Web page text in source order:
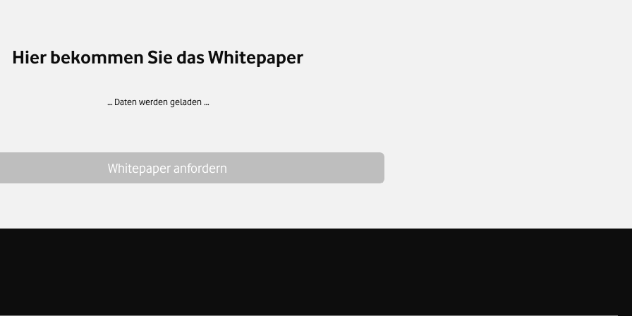
Hier bekommen Sie das Whitepaper
… Daten werden geladen …
Whitepaper anfordern